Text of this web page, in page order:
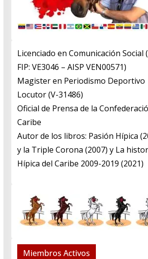
Licenciado en Comunicación Social
FIP: VE3046 – AISP VEN00571)
​Magister en Periodismo Deportivo
​Locutor (V-31486)
​Oficial de Prensa de la
Caribe
​Autor de los libros: Pasión Hípica
y la Triple Corona (2007) y La
Hípica del Caribe 2009-2019 (2021)
Miembros Activos